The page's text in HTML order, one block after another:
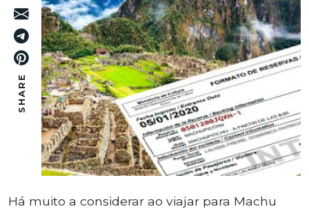
SHARE
Há muito a considerar ao viajar para Machu